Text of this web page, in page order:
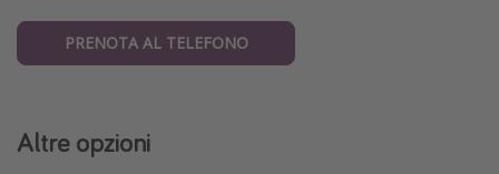
PRENOTA AL TELEFONO
Altre opzioni